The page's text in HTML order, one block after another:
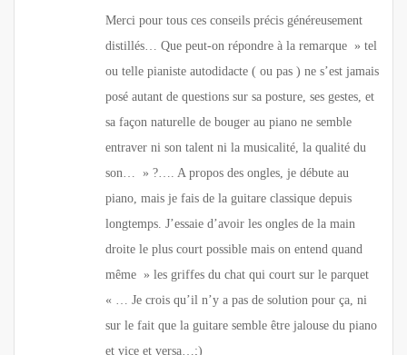
Merci pour tous ces conseils précis généreusement
distillés… Que peut-on répondre à la remarque » tel
ou telle pianiste autodidacte ( ou pas ) ne s’est jamais
posé autant de questions sur sa posture, ses gestes, et
sa façon naturelle de bouger au piano ne semble
entraver ni son talent ni la musicalité, la qualité du
son… » ?…. A propos des ongles, je débute au
piano, mais je fais de la guitare classique depuis
longtemps. J’essaie d’avoir les ongles de la main
droite le plus court possible mais on entend quand
même » les griffes du chat qui court sur le parquet
« … Je crois qu’il n’y a pas de solution pour ça, ni
sur le fait que la guitare semble être jalouse du piano
et vice et versa…;)